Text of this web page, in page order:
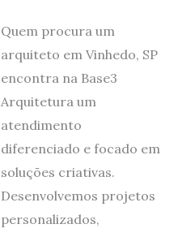
Quem procura um
arquiteto em Vinhedo, SP
encontra na Base3
Arquitetura um
atendimento
diferenciado e focado em
soluções criativas.
Desenvolvemos projetos
personalizados,